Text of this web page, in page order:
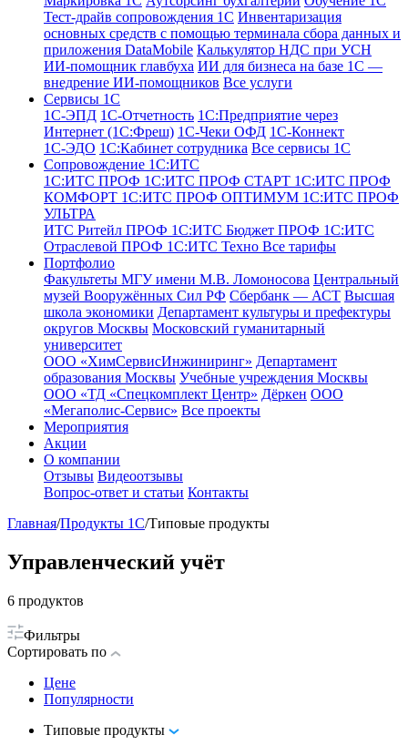
Тест-драйв сопровождения 1С Инвентаризация
основных средств с помощью терминала сбора данных и
приложения DataMobile Калькулятор НДС при УСН
ИИ-помощник главбуха ИИ для бизнеса на базе 1С —
внедрение ИИ-помощников Все услуги
Сервисы 1С
1С-ЭПД 1C-Отчетность 1С:Предприятие через
Интернет (1С:Фреш) 1С-Чеки ОФД 1С‑Коннект
1С-ЭДО 1С:Кабинет сотрудника Все сервисы 1С
Сопровождение 1С:ИТС
1С:ИТС ПРОФ 1С:ИТС ПРОФ СТАРТ 1С:ИТС ПРОФ
КОМФОРТ 1С:ИТС ПРОФ ОПТИМУМ 1С:ИТС ПРОФ
УЛЬТРА
ИТС Ритейл ПРОФ 1С:ИТС Бюджет ПРОФ 1С:ИТС
Отраслевой ПРОФ 1С:ИТС Техно Все тарифы
Портфолио
Факультеты МГУ имени М.В. Ломоносова Центральный
музей Вооружённых Сил РФ Сбербанк — АСТ Высшая
школа экономики Департамент культуры и префектуры
округов Москвы Московский гуманитарный
университет
ООО «ХимСервисИнжиниринг» Департамент
образования Москвы Учебные учреждения Москвы
ООО «ТД «Спецкомплект Центр» Дёркен ООО
«Мегаполис-Сервис» Все проекты
Мероприятия
Акции
О компании
Отзывы Видеоотзывы
Вопрос-ответ и статьи Контакты
Главная/Продукты 1С/Типовые продукты
Управленческий учёт
6 продуктов
Фильтры
Сортировать по
Цене
Популярности
Типовые продукты